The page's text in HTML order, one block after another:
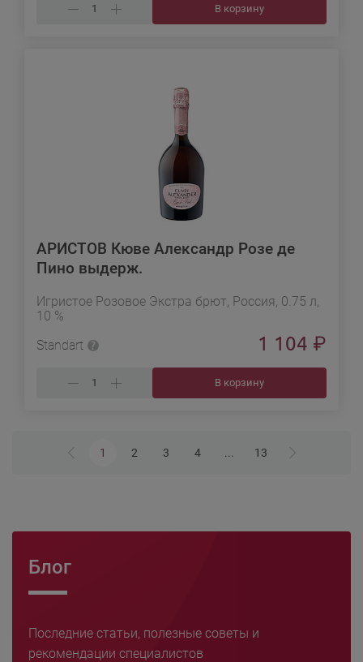
В корзину
АРИСТОВ Кюве Александр Розе де
Пино выдерж.
Игристое Розовое Экстра брют, Россия, 0.75 л,
10 %
Standart
1 104 ₽
В корзину
1 2 3 4 ... 13
Блог
Последние статьи, полезные советы и
рекомендации специалистов